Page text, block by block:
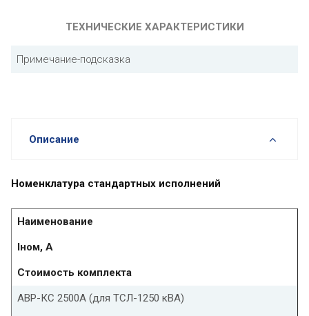
ТЕХНИЧЕСКИЕ ХАРАКТЕРИСТИКИ
Примечание-подсказка
Описание
Номенклатура стандартных исполнений
Наименование
Iном, А
Стоимость комплекта
АВР-КС 2500А (для ТСЛ-1250 кВА)